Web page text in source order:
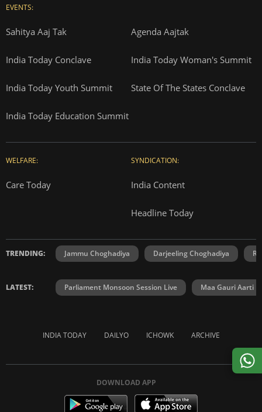
EVENTS:
Sahitya Aaj Tak Agenda Aajtak
India Today Conclave India Today Woman's Summit
India Today Youth Summit State Of The States Conclave
India Today Education Summit
WELFARE:
Care Today
SYNDICATION:
India Content
Headline Today
TRENDING: Jammu Choghadiya Darjeeling Choghadiya
LATEST: Parliament Monsoon Session Live Maa Gauri Aarti
INDIA TODAY DAILYO ICHOWK ARCHIVE
DOWNLOAD APP